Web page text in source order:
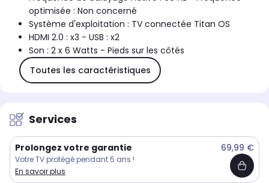
optimisée : Non concerné
Système d'exploitation : TV connectée Titan OS
HDMI 2.0 : x3 - USB : x2
Son : 2 x 6 Watts - Pieds sur les côtés
Toutes les caractéristiques
Services
Prolongez votre garantie 69,99 €
Votre TV protégé pendant 5 ans !
En savoir plus